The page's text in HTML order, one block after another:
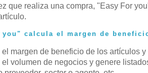
que realiza una compra, "Easy For
you" calcula el margen de
margen de beneficio de los artículos
volumen de negocios y genere